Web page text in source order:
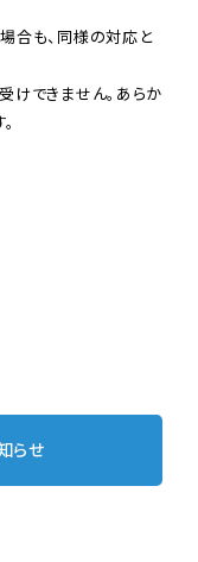
合も、同様の対応と
できません。あらか
らせ